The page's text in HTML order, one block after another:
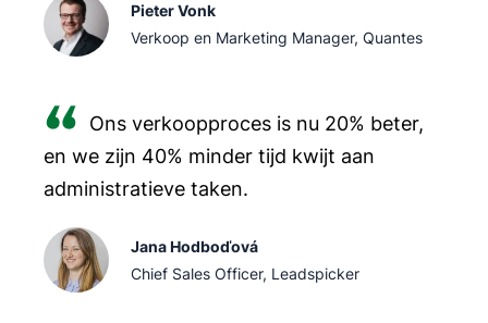
desktop.
abonnementen die meegroeien met je team.
Pieter Vonk
Verkoop en Marketing Manager, Quantes
Ons verkoopproces is nu 20% beter,
en we zijn 40% minder tijd kwijt aan
administratieve taken.
Jana Hodboďová
Chief Sales Officer, Leadspicker